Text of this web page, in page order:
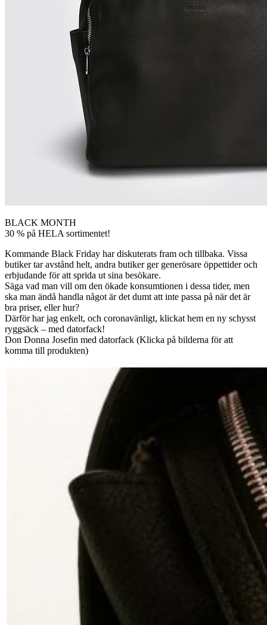
BLACK MONTH
30 % på HELA sortimentet!
Kommande Black Friday har diskuterats fram och tillbaka. Vissa
butiker tar avstånd helt, andra butiker ger generösare öppettider och
erbjudande för att sprida ut sina besökare.
Säga vad man vill om den ökade konsumtionen i dessa tider, men
ska man ändå handla något är det dumt att inte passa på när det är
bra priser, eller hur?
Därför har jag enkelt, och coronavänligt, klickat hem en ny schysst
ryggsäck – med datorfack!
Don Donna Josefin med datorfack (Klicka på bilderna för att
komma till produkten)